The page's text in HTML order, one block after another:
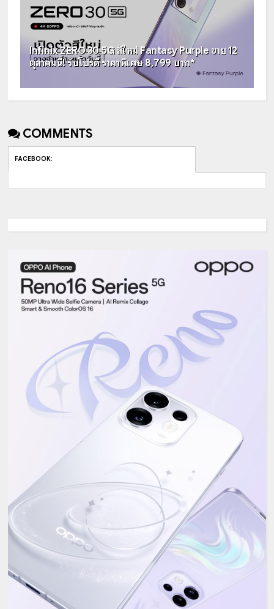
Infinix ZERO 30 5G สีใหม่ Fantasy Purple ขาย 12
ตุลาคมนี้! รับโปรดี ราคาพิเศษ 8,799 บาท*
COMMENTS
FACEBOOK: